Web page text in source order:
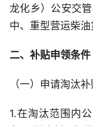
龙化乡）公安交
中、重型营运柴油
二、补贴申领条件
（一）申请淘汰
1.在淘汰范围内